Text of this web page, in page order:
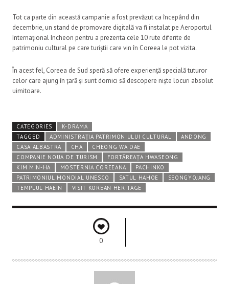
Tot ca parte din această campanie a fost prevăzut ca începând din
decembrie, un stand de promovare digitală va fi instalat pe Aeroportul
Internațional Incheon pentru a prezenta cele 10 rute diferite de
patrimoniu cultural pe care turiștii care vin în Coreea le pot vizita.
În acest fel, Coreea de Sud speră să ofere experiență specială tuturor
celor care ajung în țară și sunt dornici să descopere niște locuri absolut
uimitoare.
CATEGORIES
K-DRAMA
TAGGED
ADMINISTRAȚIA PATRIMONIULUI CULTURAL
ANDONG
CASA ALBASTRA
CHA
CHEONG WA DAE
COMPANIE NOUA DE TURISM
FORTĂREAȚA HWASEONG
KIM MIN-HA
MOSTERNIA COREEANA
PACHINKO
PATRIMONIUL MONDIAL UNESCO
SATUL HAHOE
SEONGYOJANG
TEMPLUL HAEIN
VISIT KOREAN HERITAGE
0